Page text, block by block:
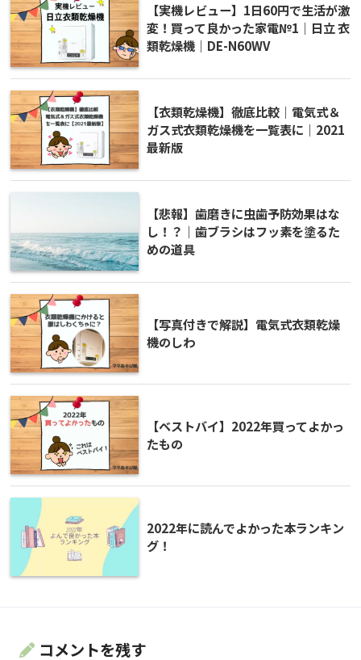
【実機レビュー】1日60円で生活が激
変！買って良かった家電№1｜日立 衣
類乾燥機｜DE-N60WV
【衣類乾燥機】徹底比較｜電気式＆
ガス式衣類乾燥機を一覧表に｜2021
最新版
【悲報】歯磨きに虫歯予防効果はな
し！？｜歯ブラシはフッ素を塗るた
めの道具
【写真付きで解説】電気式衣類乾燥
機のしわ
【ベストバイ】2022年買ってよかっ
たもの
2022年に読んでよかった本ランキン
グ！
コメントを残す